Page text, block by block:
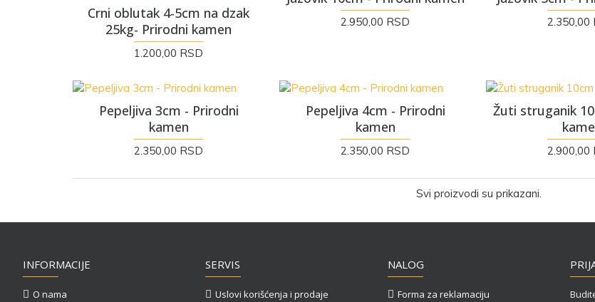
Crni oblutak 4-5cm na dzak
25kg- Prirodni kamen
1.200,00 RSD
2.950,00 RSD 2.350,00
Pepeljiva 3cm - Prirodni
kamen
2.350,00 RSD
Pepeljiva 4cm - Prirodni
kamen
2.350,00 RSD
Žuti struganik
2.900,00
Svi proizvodi su prikazani.
INFORMACIJE
O nama
SERVIS
Uslovi korišćenja i prodaje
NALOG
Forma za reklamaciju